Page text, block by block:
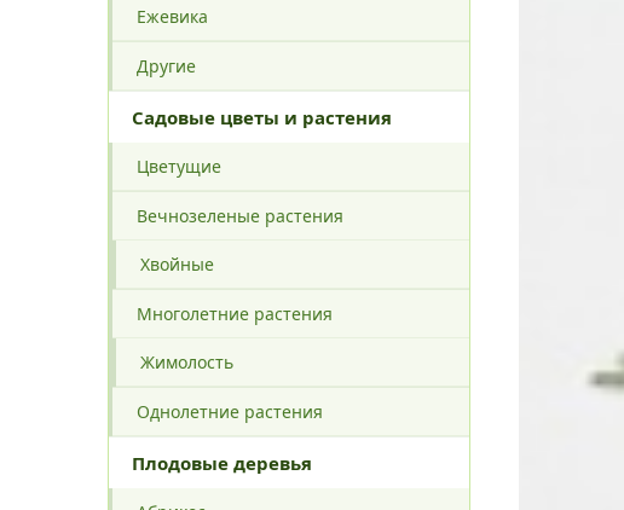
Ежевика
Другие
Садовые цветы и растения
Цветущие
Вечнозеленые растения
Хвойные
Многолетние растения
Жимолость
Однолетние растения
Плодовые деревья